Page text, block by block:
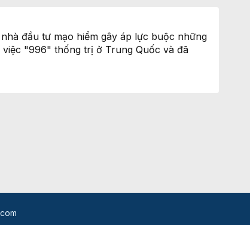
đầu tư mạo hiểm gây áp lực buộc những
"996" thống trị ở Trung Quốc và đã